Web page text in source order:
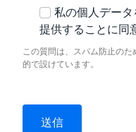
私の個人デー
提供することに同
この質問は、スパム防止の
的で設けています。